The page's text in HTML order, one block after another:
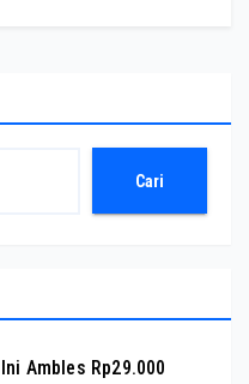
Cari
Ambles Rp29.000